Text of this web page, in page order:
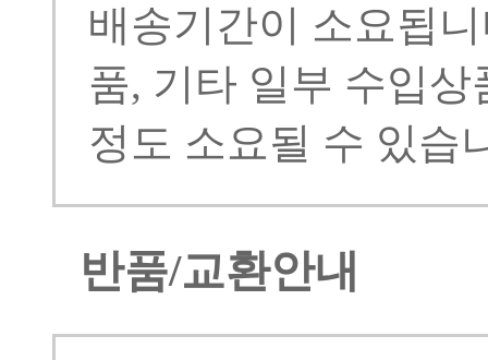
배송기간이 소요됩
품, 기타 일부 수입
정도 소요될 수 있습
반품/교환안내